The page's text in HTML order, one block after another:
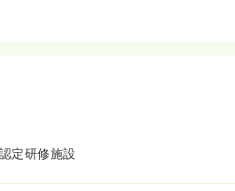
定研修施設